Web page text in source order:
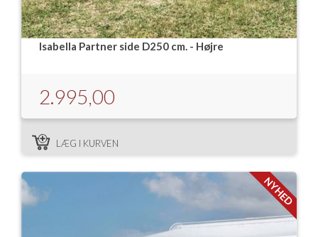
Isabella Partner side D250 cm. - Højre
2.995,00
LÆG I KURVEN
NYHED